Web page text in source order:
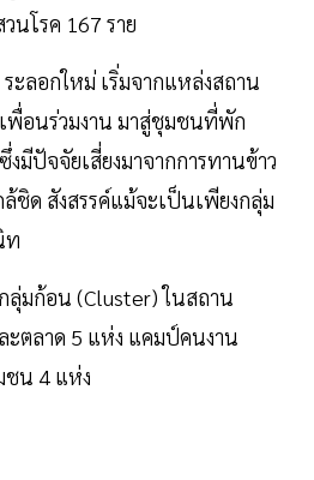
นโรค 167 ราย
ะลอกใหม่ เริ่มจากแหล่งสถาน
พื่อนร่วมงาน มาสู่ชุมชนที่พัก
มีปัจจัยเสี่ยงมาจากการทานข้าว
ชิด สังสรรค์แม้จะเป็นเพียงกลุ่ม
ท
มก้อน (Cluster) ในสถาน
ะตลาด 5 แห่ง แคมป์คนงาน
ชน 4 แห่ง